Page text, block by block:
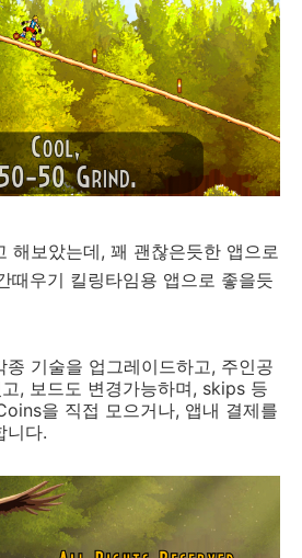
해보았는데, 꽤 괜찮은듯한 앱으로
때우기 킬링타임용 앱으로 좋을듯
기술을 업그레이드하고, 주인공
, 보드도 변경가능하며, skips 등
을 직접 모으거나, 앱내 결제를
니다.